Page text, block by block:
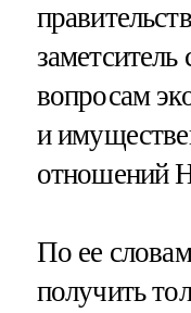
вопросам
и
отношений
По ее
получить